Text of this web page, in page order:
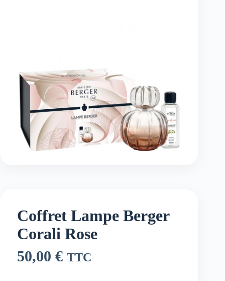
Coffret Lampe Berger
Corali Rose
50,00 € TTC